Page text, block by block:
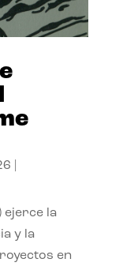
ejerce la
y la
en